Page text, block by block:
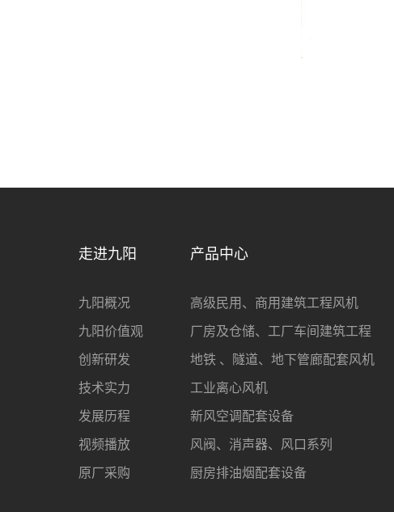
走进九阳
九阳概况
九阳价值观
创新研发
技术实力
发展历程
视频播放
原厂采购
产品中心
高级民用、商用建筑工程风机
厂房及仓储、工厂车间建筑工程
地铁 、隧道、地下管廊配套风机
工业离心风机
新风空调配套设备
风阀、消声器、风口系列
厨房排油烟配套设备